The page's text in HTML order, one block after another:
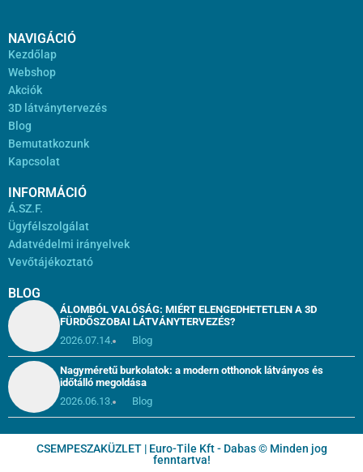
NAVIGÁCIÓ
Kezdőlap
Webshop
Akciók
3D látványtervezés
Blog
Bemutatkozunk
Kapcsolat
INFORMÁCIÓ
Á.SZ.F.
Ügyfélszolgálat
Adatvédelmi irányelvek
Vevőtájékoztató
BLOG
ÁLOMBÓL VALÓSÁG: MIÉRT ELENGEDHETETLEN A 3D
FÜRDŐSZOBAI LÁTVÁNYTERVEZÉS?
2026.07.14.
Blog
Nagyméretű burkolatok: a modern otthonok látványos és
időtálló megoldása
2026.06.13.
Blog
CSEMPESZAKÜZLET | Euro-Tile Kft - Dabas © Minden jog
fenntartva!